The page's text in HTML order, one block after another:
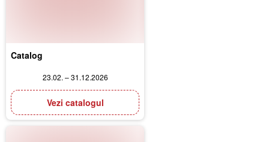
Catalog
23.02. – 31.12.2026
Vezi catalogul